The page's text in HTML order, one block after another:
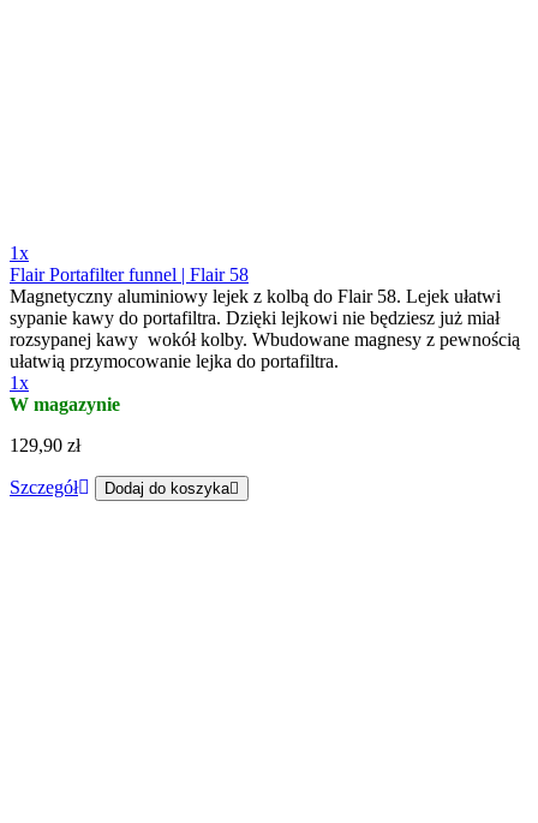
1x
Flair Portafilter funnel | Flair 58
Magnetyczny aluminiowy lejek z kolbą do Flair 58. Lejek ułatwi
sypanie kawy do portafiltra. Dzięki lejkowi nie będziesz już miał
rozsypanej kawy wokół kolby. Wbudowane magnesy z pewnością
ułatwią przymocowanie lejka do portafiltra.
1x
W magazynie
129,90 zł
Szczegół Dodaj do koszyka